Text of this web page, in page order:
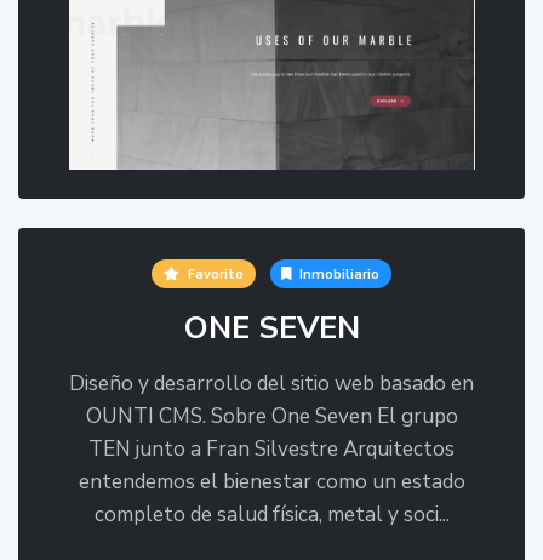
Favorito Inmobiliario
ONE SEVEN
Diseño y desarrollo del sitio web basado en
OUNTI CMS. Sobre One Seven El grupo
TEN junto a Fran Silvestre Arquitectos
entendemos el bienestar como un estado
completo de salud física, metal y soci...